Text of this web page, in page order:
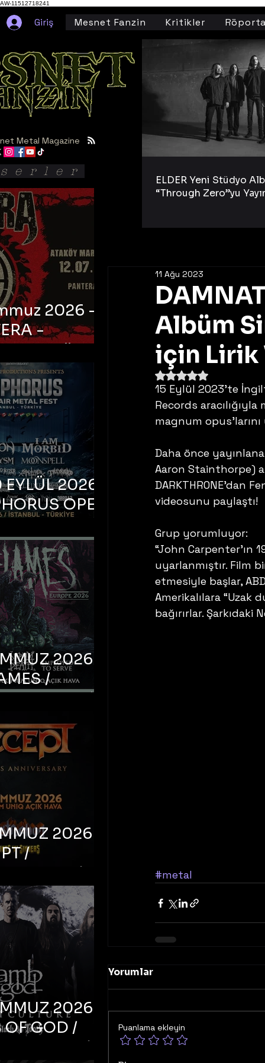
AW-11512718241
Giriş Mesnet Fanzin Kritikler
Albüm
için Lirik
11 Ağu 2023
5 üzerinden NaN yıldız
15 Eylül 2023’te
Records
magnum
Daha önce
Aaron Stainthorpe)
DARKTHRONE’dan
videosunu paylaştı!
Grup yorumluyor:
“John Carpenter’ın
uyarlanmıştır. Film
etmesiyle başlar,
Amerikalılara
bağırırlar. Şarkıdaki
#metal
Yorumlar
Puanlama ekleyin
Metal Magazine
ELDER Yeni Stüdyo
“Through Zero”yu
2026 -
-
Ataköy
Arena
2026 –
OPEN
FEST
2026 –
/
DEATH /
– İstanbul,
Uniq
2026 –
/
/
‘N’
– İstanbul,
Uniq
2026 –
OF GOD /
CULTURE /